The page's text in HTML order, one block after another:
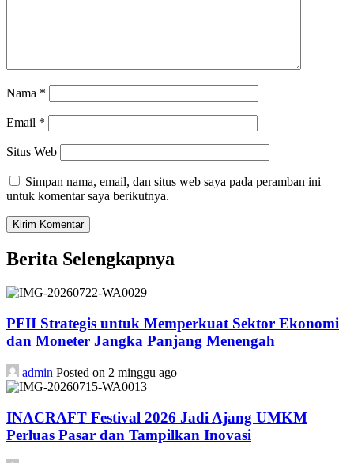
Nama *
Email *
Situs Web
Simpan nama, email, dan situs web saya pada peramban ini
untuk komentar saya berikutnya.
Berita Selengkapnya
PFII Strategis untuk Memperkuat Sektor Ekonomi
dan Moneter Jangka Panjang Menengah
admin Posted on 2 minggu ago
INACRAFT Festival 2026 Jadi Ajang UMKM
Perluas Pasar dan Tampilkan Inovasi